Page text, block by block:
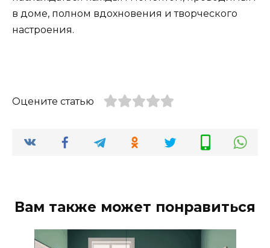
в доме, полном вдохновения и творческого
настроения.
Оцените статью
Вам также может понравиться